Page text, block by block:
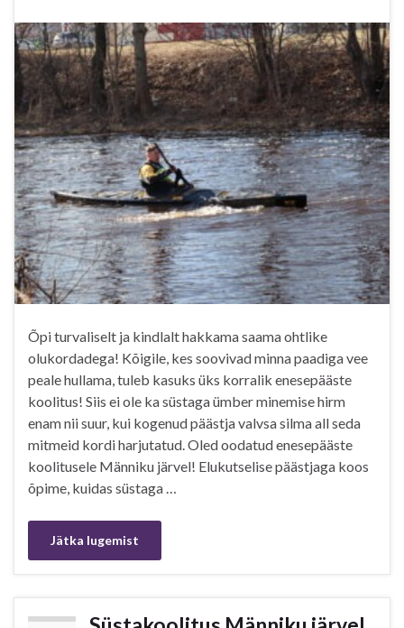
Õpi turvaliselt ja kindlalt hakkama saama ohtlike
olukordadega! Kõigile, kes soovivad minna paadiga vee
peale hullama, tuleb kasuks üks korralik enesepääste
koolitus! Siis ei ole ka süstaga ümber minemise hirm
enam nii suur, kui kogenud päästja valvsa silma all seda
mitmeid kordi harjutatud. Oled oodatud enesepääste
koolitusele Männiku järvel! Elukutselise päästjaga koos
õpime, kuidas süstaga …
Jätka lugemist